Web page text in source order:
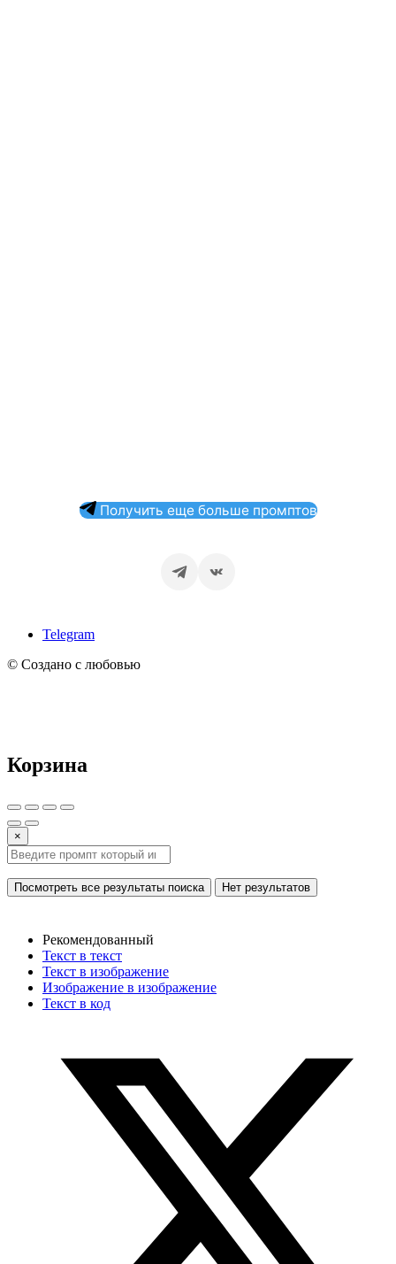
Получить еще больше промптов
Telegram
© Создано с любовью
Корзина
×
Посмотреть все результаты поиска Нет результатов
Рекомендованный
Текст в текст
Текст в изображение
Изображение в изображение
Текст в код